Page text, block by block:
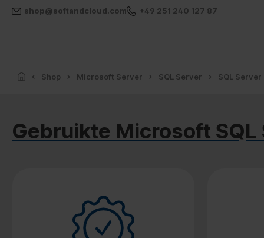
shop@softandcloud.com +49 251 240 127 87
Shop Microsoft Server SQL Server SQL Server
Gebruikte Microsoft